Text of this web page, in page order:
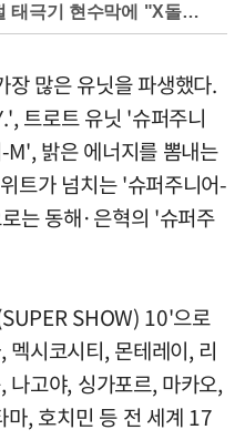
김희철, 거꾸로 걸린 광복절 태극기 현수막에 "X돌았네"
많은 유닛을 파생했다.
트로트 유닛 '슈퍼주니
밝은 에너지를 뽐내는
트가 넘치는 '슈퍼주니어-
는 동해·은혁의 '슈퍼주
SHOW) 10'으로
멕시코시티, 몬테레이, 리
나고야, 싱가포르, 마카오,
마, 호치민 등 전 세계 17